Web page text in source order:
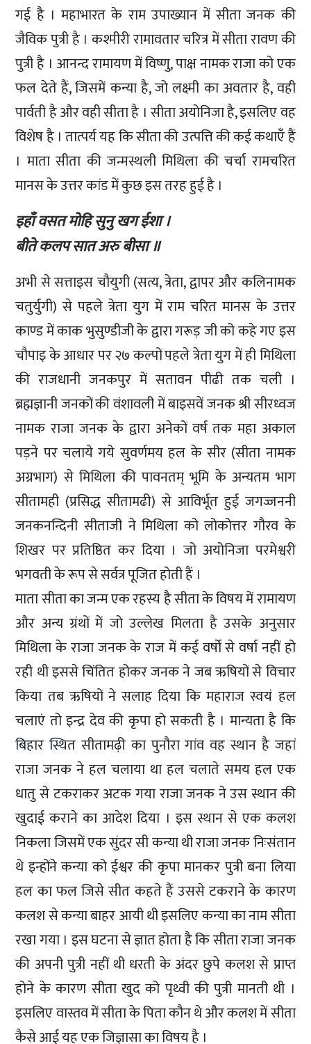
गई है । महाभारत के राम उपाख्यान में सीता जनक की
जैविक पुत्री है । कश्मीरी रामावतार चरित्र में सीता रावण की
पुत्री है । आनन्द रामायण में विष्णु, पाक्ष नामक राजा को एक
फल देते हैं, जिसमें कन्या है, जो लक्ष्मी का अवतार है, वही
पार्वती है और वही सीता है । सीता अयोनिजा है, इसलिए वह
विशेष है । तात्पर्य यह कि सीता की उत्पत्ति की कई कथाएँ हैं
। माता सीता की जन्मस्थली मिथिला की चर्चा रामचरित
मानस के उत्तर कांड में कुछ इस तरह हुई है ।
इहाँ वसत मोहि सुनु खग ईशा ।
बीते कलप सात अरु बीसा ॥
अभी से सत्ताइस चौयुगी (सत्य, त्रेता, द्वापर और कलिनामक
चतुर्युगी) से पहले त्रेता युग में राम चरित मानस के उत्तर
काण्ड में काक भुसुण्डीजी के द्वारा गरूड़ जी को कहे गए इस
चौपाइ के आधार पर २७ कल्पों पहले त्रेता युग में ही मिथिला
की राजधानी जनकपुर में सतावन पीढी तक चली ।
ब्रह्मज्ञानी जनकों की वंशावली में बाइसवें जनक श्री सीरध्वज
नामक राजा जनक के द्वारा अनेकों वर्ष तक महा अकाल
पड़ने पर चलाये गये सुवर्णमय हल के सीर (सीता नामक
अग्रभाग) से मिथिला की पावनतम् भूमि के अन्यतम भाग
सीतामही (प्रसिद्ध सीतामढी) से आविर्भूत हुई जगज्जननी
जनकनन्दिनी सीताजी ने मिथिला को लोकोत्तर गौरव के
शिखर पर प्रतिष्ठित कर दिया । जो अयोनिजा परमेश्वरी
भगवती के रूप से सर्वत्र पूजित होती हैं ।
माता सीता का जन्म एक रहस्य है सीता के विषय में रामायण
और अन्य ग्रंथों में जो उल्लेख मिलता है उसके अनुसार
मिथिला के राजा जनक के राज में कई वर्षों से वर्षा नहीं हो
रही थी इससे चिंतित होकर जनक ने जब ऋषियों से विचार
किया तब ऋषियों ने सलाह दिया कि महाराज स्वयं हल
चलाएं तो इन्द्र देव की कृपा हो सकती है । मान्यता है कि
बिहार स्थित सीतामढ़ी का पुनौरा गांव वह स्थान है जहां
राजा जनक ने हल चलाया था हल चलाते समय हल एक
धातु से टकराकर अटक गया राजा जनक ने उस स्थान की
खुदाई कराने का आदेश दिया । इस स्थान से एक कलश
निकला जिसमें एक सुंदर सी कन्या थी राजा जनक निःसंतान
थे इन्होंने कन्या को ईश्वर की कृपा मानकर पुत्री बना लिया
हल का फल जिसे सीत कहते हैं उससे टकराने के कारण
कलश से कन्या बाहर आयी थी इसलिए कन्या का नाम सीता
रखा गया । इस घटना से ज्ञात होता है कि सीता राजा जनक
की अपनी पुत्री नहीं थी धरती के अंदर छुपे कलश से प्राप्त
होने के कारण सीता खुद को पृथ्वी की पुत्री मानती थी ।
इसलिए वास्तव में सीता के पिता कौन थे और कलश में सीता
कैसे आई यह एक जिज्ञासा का विषय है ।